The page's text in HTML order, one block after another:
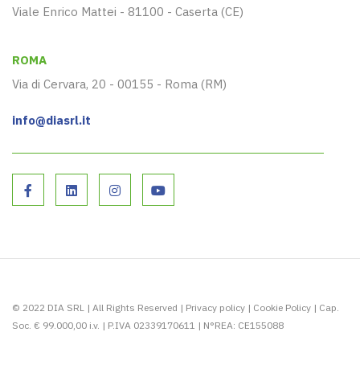
Viale Enrico Mattei - 81100 - Caserta (CE)
ROMA
Via di Cervara, 20 - 00155 - Roma (RM)
info@diasrl.it
© 2022 DIA SRL | All Rights Reserved | Privacy policy | Cookie Policy | Cap.
Soc. € 99.000,00 i.v. | P.IVA 02339170611 | N°REA: CE155088